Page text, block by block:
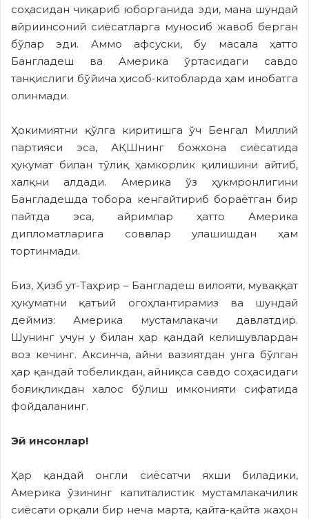
соҳасидан чиқариб юборганида эди, мана шундай
ғайриинсоний сиёсатларга муносиб жавоб берган
бўлар эди. Аммо афсуски, бу масала ҳатто
Бангладеш ва Америка ўртасидаги савдо
танқислиги бўйича ҳисоб-китобларда ҳам инобатга
олинмади.
Ҳокимиятни қўлга киритишга ўч Бенгал Миллий
партияси эса, АҚШнинг божхона сиёсатида
ҳукумат билан тўлиқ ҳамкорлик қилишини айтиб,
халқни алдади. Америка ўз ҳукмронлигини
Бангладешда тобора кенгайтириб бораётган бир
пайтда эса, айримлар ҳатто Америка
дипломатларига совғалар улашишдан ҳам
тортинмади.
Биз, Ҳизб ут-Таҳрир – Бангладеш вилояти, муваққат
ҳукуматни қатъий огоҳлантирамиз ва шундай
деймиз: Америка мустамлакачи давлатдир.
Шунинг учун у билан ҳар қандай келишувлардан
воз кечинг. Аксинча, айни вазиятдан унга бўлган
ҳар қандай тобеликдан, айниқса савдо соҳасидаги
боғлиқликдан халос бўлиш имконияти сифатида
фойдаланинг.
Эй инсонлар!
Ҳар қандай онгли сиёсатчи яхши биладики,
Америка ўзининг капиталистик мустамлакачилик
сиёсати орқали бир неча марта, қайта-қайта жаҳон